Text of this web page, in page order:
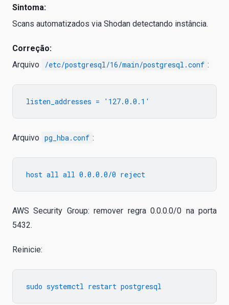
Sintoma:
Scans automatizados via Shodan detectando instância.
Correção:
Arquivo
/etc/postgresql/16/main/postgresql.conf :
Arquivo pg_hba.conf :
AWS Security Group: remover regra 0.0.0.0/0 na porta
5432.
Reinicie: